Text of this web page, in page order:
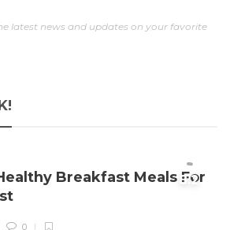
latest news and updates on your favorite
Breakfast Meals For
0